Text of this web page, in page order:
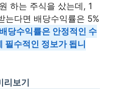
하는 주식을 샀는데, 1
는다면 배당수익률은 5%
당수익률은 안정적인 수
필수적인 정보가 됩니
보기